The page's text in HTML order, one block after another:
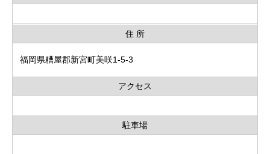
住 所
福岡県糟屋郡新宮町美咲1-5-3
アクセス
駐車場